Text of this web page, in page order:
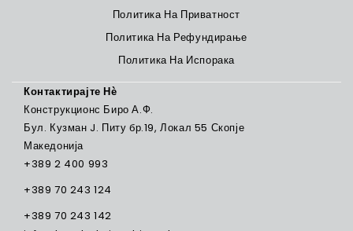
Политика На Приватност
Политика На Рефундирање
Политика На Испорака
Контактирајте Нѐ
Конструкционс Биро А.Ф.
Бул. Кузман J. Питу бр.19, Локал 55 Скопје
Македонија
+389 2 400 993
+389 70 243 124
+389 70 243 142